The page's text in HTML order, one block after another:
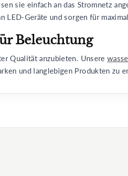
sie einfach an das Stromnetz
LED-Geräte und sorgen für
Beleuchtung
Qualität anzubieten. Unsere
und langlebigen Produkten zu